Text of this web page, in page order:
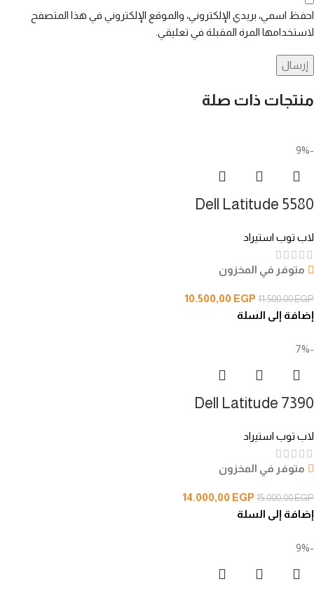
احفظ اسمي، بريدي الإلكتروني، والموقع الإلكتروني في هذا المتصفح
لاستخدامها المرة المقبلة في تعليقي.
منتجات ذات صلة
-9%
Dell Latitude 5580
لاب توب استيراد
متوفر في المخزون
11.500,00EGP
10.500,00 EGP
إضافة إلى السلة
-7%
Dell Latitude 7390
لاب توب استيراد
متوفر في المخزون
15.000,00EGP
14.000,00 EGP
إضافة إلى السلة
-9%